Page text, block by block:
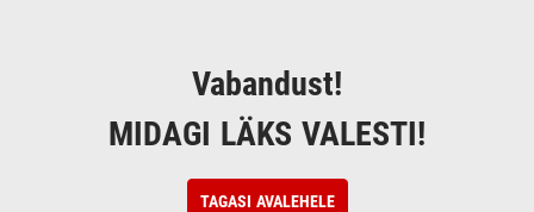
Vabandust!
MIDAGI LÄKS VALESTI!
TAGASI AVALEHELE